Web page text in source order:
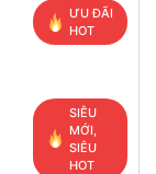
ƯU ĐÃI
HOT
SIÊU
MỚI,
SIÊU
HOT